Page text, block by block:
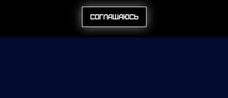
Соглашаюсь